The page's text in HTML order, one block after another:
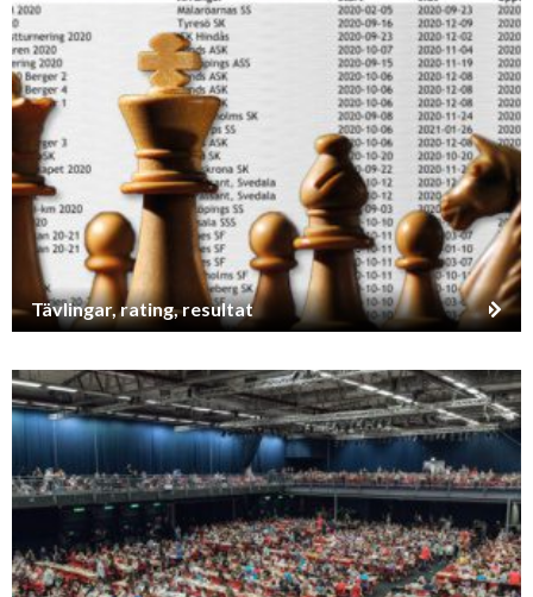
Tävlingar, rating, resultat